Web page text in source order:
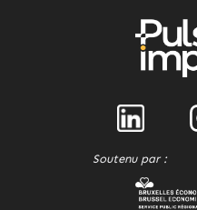
Soutenu par :